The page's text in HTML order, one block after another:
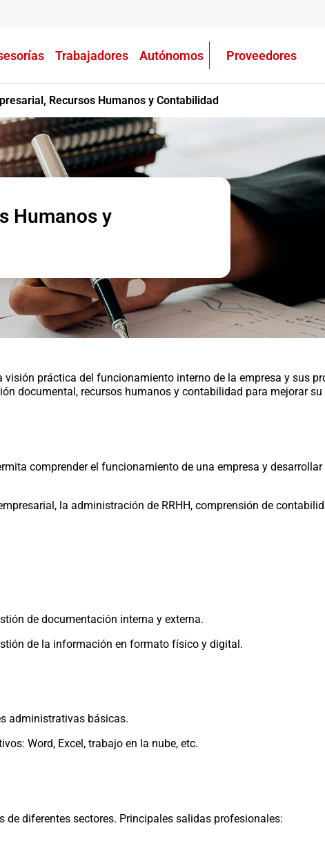
Trabajadores Autónomos Proveedores
Recursos Humanos y Contabilidad
Humanos y
práctica del funcionamiento interno de la empresa y sus
documental, recursos humanos y contabilidad para mejorar
comprender el funcionamiento de una empresa y
la administración de RRHH, comprensión de
de documentación interna y externa.
de la información en formato físico y digital.
administrativas básicas.
Word, Excel, trabajo en la nube, etc.
diferentes sectores. Principales salidas profesionales: